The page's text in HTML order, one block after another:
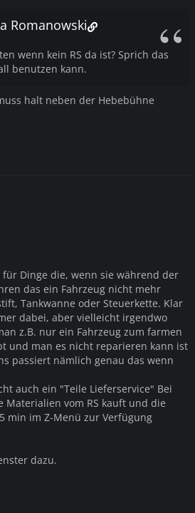
Romanowski
wenn kein RS da ist? Sprich das
benutzen kann.
halt neben der Hebebühne
für Dinge die, wenn sie während der
das ein Fahrzeug nicht mehr
Tankwanne oder Steuerkette. Klar
dabei, aber vielleicht irgendwo
z.B. nur ein Fahrzeug zum farmen
und man es nicht reparieren kann ist
passiert nämlich genau das wenn
auch ein "Teile Lieferservice" Bei
Materialien vom RS kauft und die
min im Z-Menü zur Verfügung
dazu.